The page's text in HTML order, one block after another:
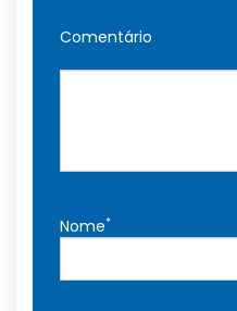
Comentário
Nome*